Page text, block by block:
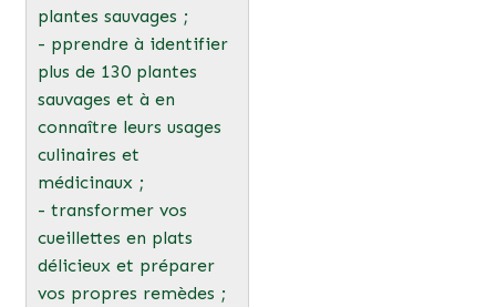
plantes sauvages ;
- pprendre à identifier
plus de 130 plantes
sauvages et à en
connaître leurs usages
culinaires et
médicinaux ;
- transformer vos
cueillettes en plats
délicieux et préparer
vos propres remèdes ;